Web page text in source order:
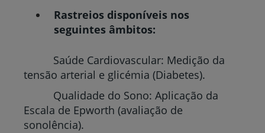
Rastreios disponíveis nos
seguintes âmbitos:
Saúde Cardiovascular: Medição da
tensão arterial e glicémia (Diabetes).
Qualidade do Sono: Aplicação da
Escala de Epworth (avaliação de
sonolência).